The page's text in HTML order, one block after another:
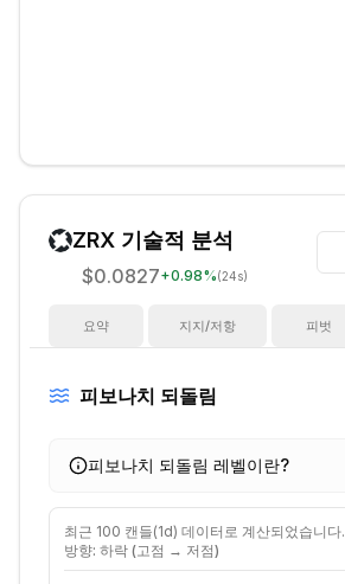
ZRX 기술적 분석
$0.0827+0.98%(24s)
요약 지지/저항 피벗
피보나치 되돌림
피보나치 되돌림 레벨이란?
최근 100 캔들(1d) 데이터로 계산되었습니다.
방향: 하락 (고점 → 저점)